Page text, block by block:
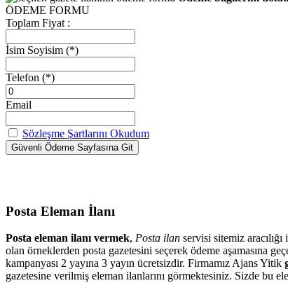
ÖDEME FORMU
Toplam Fiyat :
İsim Soyisim (*)
Telefon (*)
Email
Sözleşme Şartlarını Okudum
Posta Eleman İlanı
Posta eleman ilanı vermek, Posta ilan servisi sitemiz
olan örneklerden posta gazetesini seçerek ödeme aşamasına
kampanyası 2 yayına 3 yayın ücretsizdir. Firmamız Ajans Yitik
gazetesine verilmiş eleman ilanlarını görmektesiniz. Sizde bu